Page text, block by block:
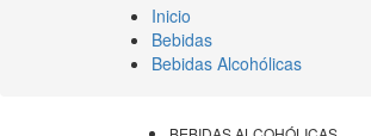
Inicio
Bebidas
Bebidas Alcohólicas